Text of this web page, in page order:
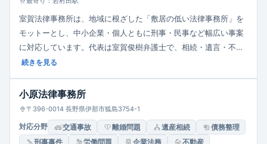
室賀法律事務所は、地域に根ざした「敷居の低い法律事務所」を
モットーとし、中小企業・個人ともに刑事・民事など幅広い事案
に対応しています。代表は室賀俊樹弁護士で、相続・遺言・不動
産・医療過誤・交通事故・離婚などを得意分野としています。所
続きを見る
小原法律事務所
〒396-0014 長野県伊那市狐島3754-1
対応分野 交通事故 離婚問題 遺産相続
債務整理
刑事事件
労働問題 企業法務
不動産